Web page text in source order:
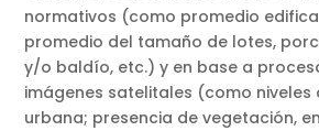
normativos (como promedio
promedio del tamaño de lotes,
y/o baldío, etc.) y en base a
imágenes satelitales (como
urbana; presencia de vegetación,